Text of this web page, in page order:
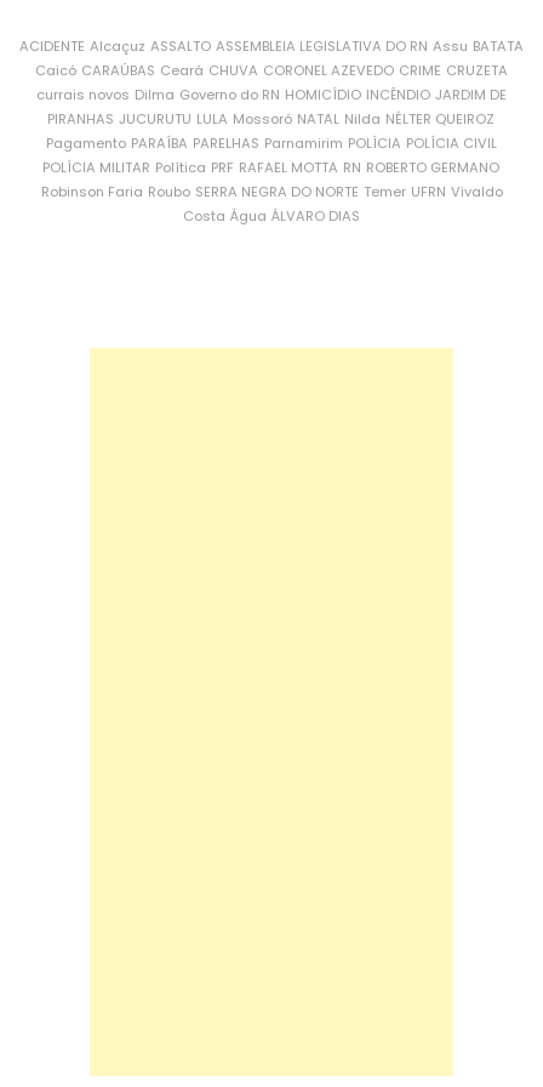
ACIDENTE Alcaçuz ASSALTO ASSEMBLEIA LEGISLATIVA DO RN Assu BATATA
Caicó CARAÚBAS Ceará CHUVA CORONEL AZEVEDO CRIME CRUZETA
currais novos Dilma Governo do RN HOMICÍDIO INCÊNDIO JARDIM DE
PIRANHAS JUCURUTU LULA Mossoró NATAL Nilda NÉLTER QUEIROZ
Pagamento PARAÍBA PARELHAS Parnamirim POLÍCIA POLÍCIA CIVIL
POLÍCIA MILITAR Política PRF RAFAEL MOTTA RN ROBERTO GERMANO
Robinson Faria Roubo SERRA NEGRA DO NORTE Temer UFRN Vivaldo
Costa Água ÁLVARO DIAS